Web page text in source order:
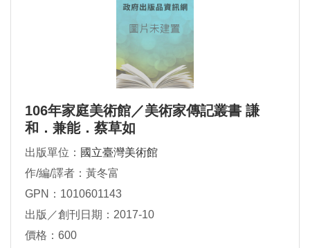
106年家庭美術館／美術家傳記叢書 謙
和．兼能．蔡草如
出版單位： 國立臺灣美術館
作/編/譯者：黃冬富
GPN：1010601143
出版／創刊日期：2017-10
價格：600